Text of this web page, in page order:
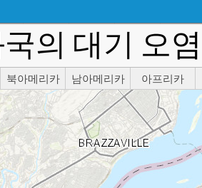
의 대기 오
북아메리카 남아메리카 아프리카